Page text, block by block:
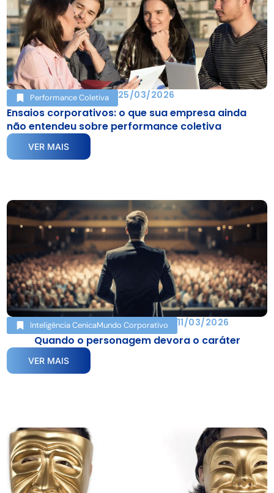
Performance Coletiva 25/03/2026
Ensaios corporativos: o que sua empresa ainda
não entendeu sobre performance coletiva
VER MAIS
Inteligência CenicaMundo Corporativo 11/03/2026
Quando o personagem devora o caráter
VER MAIS